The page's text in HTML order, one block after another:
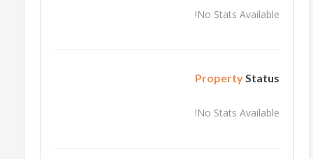
No Stats Available!
PropertyStatus
No Stats Available!